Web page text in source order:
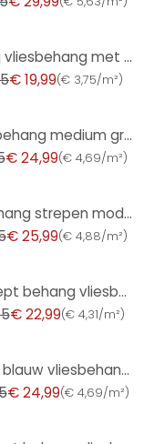
PVC-vrij vliesbehang met strepen en metallic effect in goud
€ 19,99(€ 3,75/m²)
Streepbehang medium grijs donkergrijs - Vliesbehang met textuur modern & elegant
€ 24,99(€ 4,69/m²)
Vliesbehang strepen modern mat in wit groen
€ 25,99(€ 4,88/m²)
Gestreept behang vliesbehang Novamur Yvi wit, groen
€ 22,99(€ 4,31/m²)
Metallic blauw vliesbehang met zwarte Scandinavische akoestische houten panelen look luxe behang
€ 24,99(€ 4,69/m²)